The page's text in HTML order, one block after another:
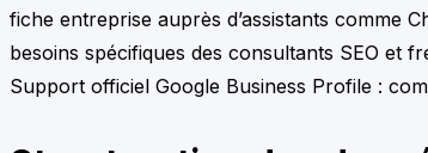
fiche entreprise auprès d’assistants comme
besoins spécifiques des consultants SEO et
Support officiel Google Business Profile :